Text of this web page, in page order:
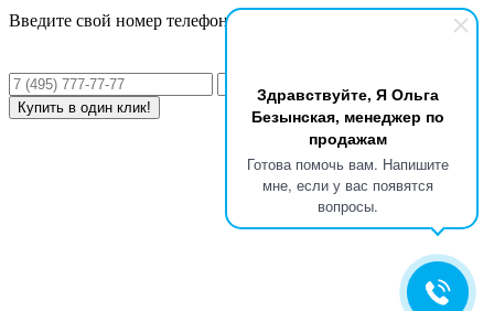
Здравствуйте, Я Ольга
Безынская, менеджер по
продажам
Готова помочь вам. Напишите
мне, если у вас появятся
вопросы.
Введите свой номер телефона и мы перезвоним Вам!